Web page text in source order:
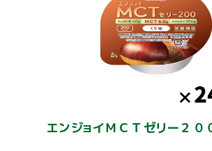
エンジョイＭＣＴゼリー２